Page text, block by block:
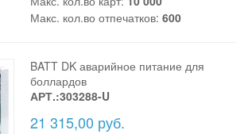
Макс. кол.во отпечатков:600
BATT DK аварийное питание для
боллардов
АРТ.:303288-U
21 315,00 руб.